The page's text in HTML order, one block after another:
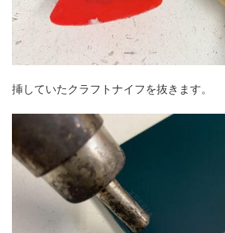
挿していたクラフトナイフを抜きます。